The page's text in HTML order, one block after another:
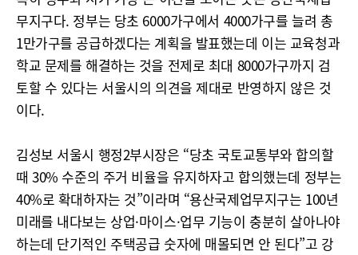
무지구다. 정부는 당초 6000가구에서 4000가구를 늘려 총
1만가구를 공급하겠다는 계획을 발표했는데 이는 교육청과
학교 문제를 해결하는 것을 전제로 최대 8000가구까지 검
토할 수 있다는 서울시의 의견을 제대로 반영하지 않은 것
이다.
김성보 서울시 행정2부시장은 “당초 국토교통부와 합의할
때 30% 수준의 주거 비율을 유지하자고 합의했는데 정부는
40%로 확대하자는 것”이라며 “용산국제업무지구는 100년
미래를 내다보는 상업·마이스·업무 기능이 충분히 살아나야
하는데 단기적인 주택공급 숫자에 매몰되면 안 된다”고 강